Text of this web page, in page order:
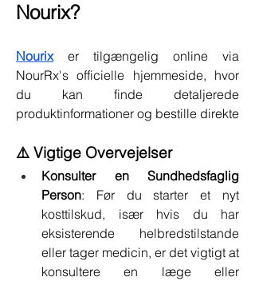
Nourix?
Nourix er tilgængelig online via
NourRx's officielle hjemmeside, hvor
du kan finde detaljerede
produktinformationer og bestille direkte
⚠️ Vigtige Overvejelser
Konsulter en Sundhedsfaglig
Person: Før du starter et nyt
kosttilskud, især hvis du har
eksisterende helbredstilstande
eller tager medicin, er det vigtigt at
konsultere en læge eller